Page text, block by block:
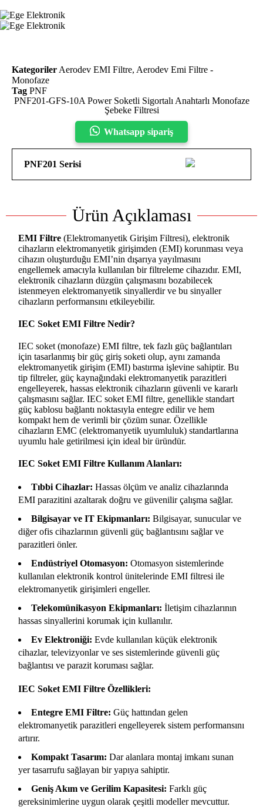
Kategoriler Aerodev EMI Filtre, Aerodev Emi Filtre -
Monofaze
Tag PNF
PNF201-GFS-10A Power Soketli Sigortalı Anahtarlı Monofaze
Şebeke Filtresi
Whatsapp sipariş
PNF201 Serisi
Ürün Açıklaması
EMI Filtre (Elektromanyetik Girişim Filtresi), elektronik
cihazların elektromanyetik girişimden (EMI) korunması veya
cihazın oluşturduğu EMI’nin dışarıya yayılmasını
engellemek amacıyla kullanılan bir filtreleme cihazıdır. EMI,
elektronik cihazların düzgün çalışmasını bozabilecek
istenmeyen elektromanyetik sinyallerdir ve bu sinyaller
cihazların performansını etkileyebilir.
IEC Soket EMI Filtre Nedir?
IEC soket (monofaze) EMI filtre, tek fazlı güç bağlantıları
için tasarlanmış bir güç giriş soketi olup, aynı zamanda
elektromanyetik girişim (EMI) bastırma işlevine sahiptir. Bu
tip filtreler, güç kaynağındaki elektromanyetik parazitleri
engelleyerek, hassas elektronik cihazların güvenli ve kararlı
çalışmasını sağlar. IEC soket EMI filtre, genellikle standart
güç kablosu bağlantı noktasıyla entegre edilir ve hem
kompakt hem de verimli bir çözüm sunar. Özellikle
cihazların EMC (elektromanyetik uyumluluk) standartlarına
uyumlu hale getirilmesi için ideal bir üründür.
IEC Soket EMI Filtre Kullanım Alanları:
Tıbbi Cihazlar: Hassas ölçüm ve analiz cihazlarında
EMI parazitini azaltarak doğru ve güvenilir çalışma sağlar.
Bilgisayar ve IT Ekipmanları: Bilgisayar, sunucular ve
diğer ofis cihazlarının güvenli güç bağlantısını sağlar ve
parazitleri önler.
Endüstriyel Otomasyon: Otomasyon sistemlerinde
kullanılan elektronik kontrol ünitelerinde EMI filtresi ile
elektromanyetik girişimleri engeller.
Telekomünikasyon Ekipmanları: İletişim cihazlarının
hassas sinyallerini korumak için kullanılır.
Ev Elektroniği: Evde kullanılan küçük elektronik
cihazlar, televizyonlar ve ses sistemlerinde güvenli güç
bağlantısı ve parazit koruması sağlar.
IEC Soket EMI Filtre Özellikleri:
Entegre EMI Filtre: Güç hattından gelen
elektromanyetik parazitleri engelleyerek sistem performansını
artırır.
Kompakt Tasarım: Dar alanlara montaj imkanı sunan
yer tasarrufu sağlayan bir yapıya sahiptir.
Geniş Akım ve Gerilim Kapasitesi: Farklı güç
gereksinimlerine uygun olarak çeşitli modeller mevcuttur.